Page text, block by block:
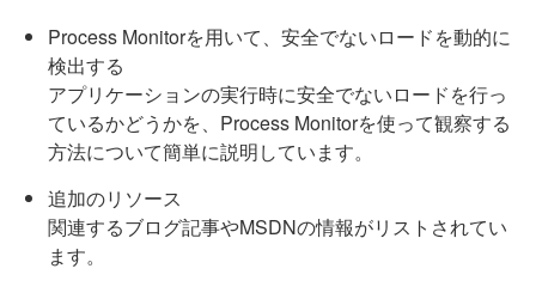
Process Monitorを用いて、安全でないロードを動的に
検出する
アプリケーションの実行時に安全でないロードを行っ
ているかどうかを、Process Monitorを使って観察する
方法について簡単に説明しています。
追加のリソース
関連するブログ記事やMSDNの情報がリストされてい
ます。